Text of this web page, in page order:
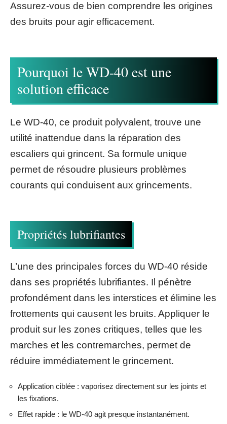
Assurez-vous de bien comprendre les origines
des bruits pour agir efficacement.
Pourquoi le WD-40 est une
solution efficace
Le WD-40, ce produit polyvalent, trouve une
utilité inattendue dans la réparation des
escaliers qui grincent. Sa formule unique
permet de résoudre plusieurs problèmes
courants qui conduisent aux grincements.
Propriétés lubrifiantes
L’une des principales forces du WD-40 réside
dans ses propriétés lubrifiantes. Il pénètre
profondément dans les interstices et élimine les
frottements qui causent les bruits. Appliquer le
produit sur les zones critiques, telles que les
marches et les contremarches, permet de
réduire immédiatement le grincement.
Application ciblée : vaporisez directement sur les joints et
les fixations.
Effet rapide : le WD-40 agit presque instantanément.